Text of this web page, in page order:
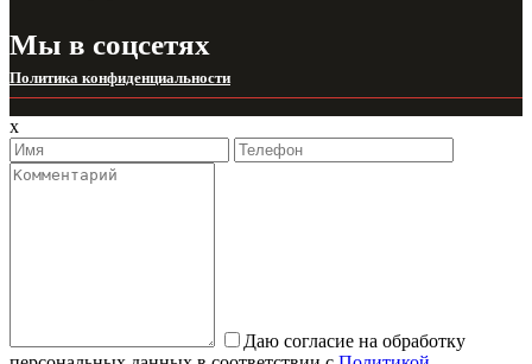
Мы в соцсетях
Политика конфиденциальности
x
Даю согласие на обработку